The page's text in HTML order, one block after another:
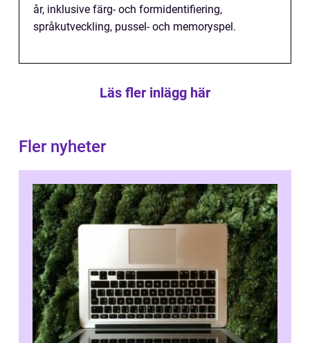
år, inklusive färg- och formidentifiering,
språkutveckling, pussel- och memoryspel.
Läs fler inlägg här
Fler nyheter